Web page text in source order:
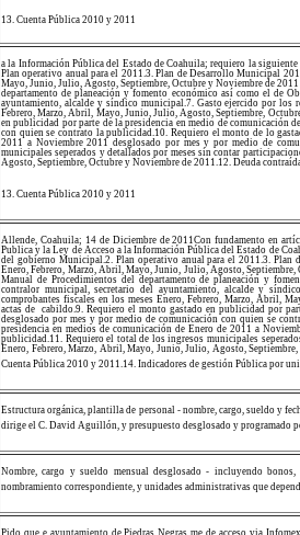
13. Cuenta Pública 2010 y 2011
a la Información Pública del Estado de Coahuila; requiero la
Plan operativo anual para el 2011.3. Plan de Desarrollo Municipal
Mayo, Junio, Julio, Agosto, Septiembre, Octubre y Noviembre de
departamento de planeación y fomento económico así como el de
ayuntamiento, alcalde y síndico municipal.7. Gasto ejercido por los
Febrero, Marzo, Abril, Mayo, Junio, Julio, Agosto, Septiembre,
en publicidad por parte de la presidencia en medio de comunicación
con quien se contrato la publicidad.10. Requiero el monto de lo
2011 a Noviembre 2011 desglosado por mes y por medio de
municipales seperados y detallados por meses sin contar
Agosto, Septiembre, Octubre y Noviembre de 2011.12. Deuda
13. Cuenta Pública 2010 y 2011
Allende, Coahuila; 14 de Diciembre de 2011Con fundamento en
Publica y la Ley de Acceso a la Información Pública del Estado de
del gobierno Municipal.2. Plan operativo anual para el 2011.3. Plan
Enero, Febrero, Marzo, Abril, Mayo, Junio, Julio, Agosto,
Manual de Procedimientos del departamento de planeación y
contralor municipal, secretario del ayuntamiento, alcalde y
comprobantes fiscales en los meses Enero, Febrero, Marzo, Abril,
actas de
cabildo.9. Requiero el monto gastado en publicidad por
desglosado por mes y por medio de comunicación con quien se
presidencia en medios de comunicación de Enero de 2011 a
publicidad.11. Requiero el total de los ingresos municipales
Enero, Febrero, Marzo, Abril, Mayo, Junio, Julio, Agosto,
Cuenta Pública 2010 y 2011.14. Indicadores de gestión Pública por
Estructura orgánica, plantilla de personal - nombre, cargo, sueldo y
dirige el C. David Aguillón, y presupuesto desglosado y programado
Nombre, cargo y sueldo mensual desglosado - incluyendo
nombramiento correspondiente, y unidades administrativas que
Pido que e ayuntamiento de Piedras Negras me de acceso via